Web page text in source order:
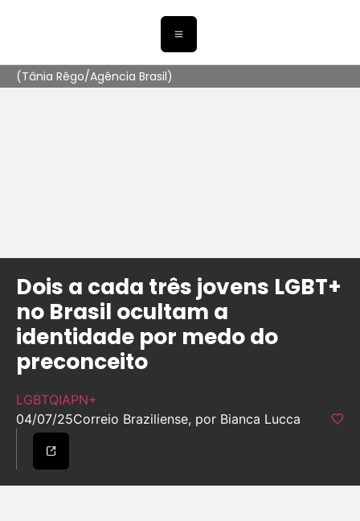
(Tânia Rêgo/Agência Brasil)
Dois a cada três jovens LGBT+
no Brasil ocultam a
identidade por medo do
preconceito
LGBTQIAPN+
04/07/25Correio Braziliense, por Bianca Lucca